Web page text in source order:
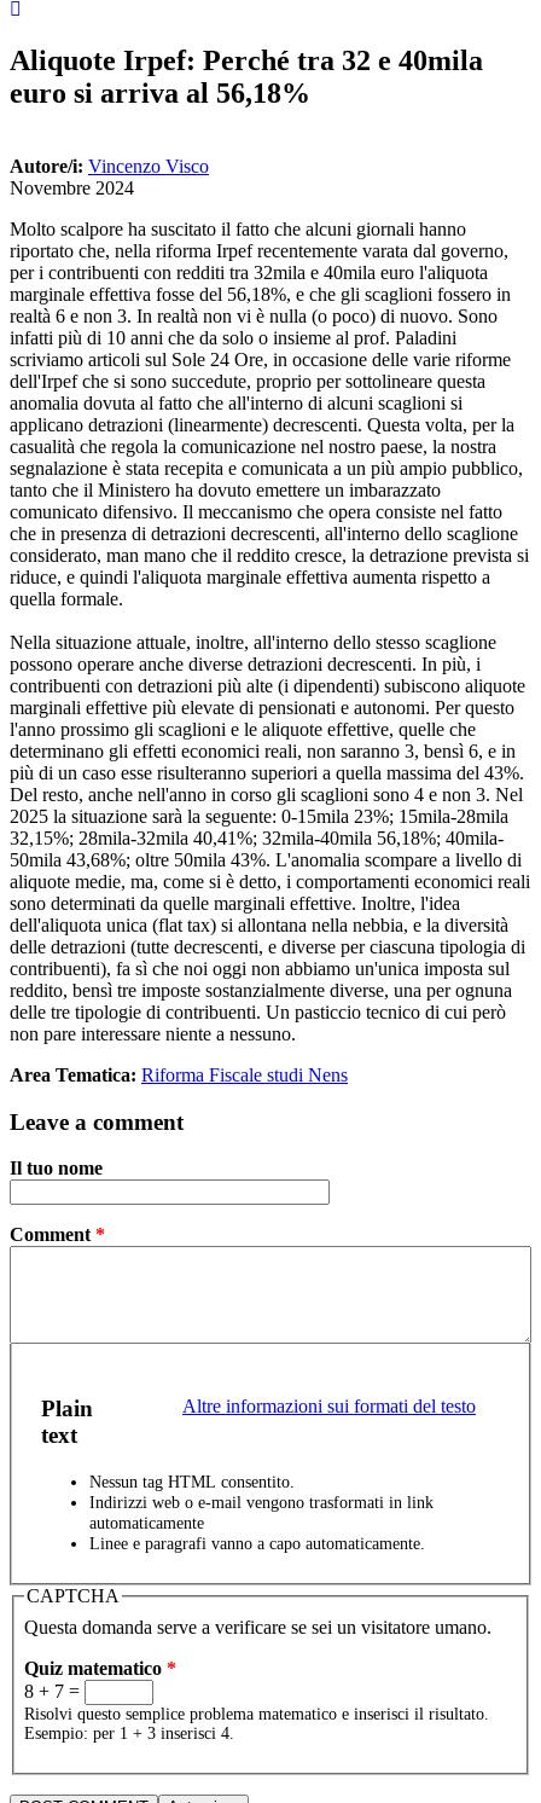
Aliquote Irpef: Perché tra 32 e 40mila
euro si arriva al 56,18%
Autore/i: Vincenzo Visco
Novembre 2024
Molto scalpore ha suscitato il fatto che alcuni giornali hanno
riportato che, nella riforma Irpef recentemente varata dal governo,
per i contribuenti con redditi tra 32mila e 40mila euro l'aliquota
marginale effettiva fosse del 56,18%, e che gli scaglioni fossero in
realtà 6 e non 3. In realtà non vi è nulla (o poco) di nuovo. Sono
infatti più di 10 anni che da solo o insieme al prof. Paladini
scriviamo articoli sul Sole 24 Ore, in occasione delle varie riforme
dell'Irpef che si sono succedute, proprio per sottolineare questa
anomalia dovuta al fatto che all'interno di alcuni scaglioni si
applicano detrazioni (linearmente) decrescenti. Questa volta, per la
casualità che regola la comunicazione nel nostro paese, la nostra
segnalazione è stata recepita e comunicata a un più ampio pubblico,
tanto che il Ministero ha dovuto emettere un imbarazzato
comunicato difensivo. Il meccanismo che opera consiste nel fatto
che in presenza di detrazioni decrescenti, all'interno dello scaglione
considerato, man mano che il reddito cresce, la detrazione prevista si
riduce, e quindi l'aliquota marginale effettiva aumenta rispetto a
quella formale.
Nella situazione attuale, inoltre, all'interno dello stesso scaglione
possono operare anche diverse detrazioni decrescenti. In più, i
contribuenti con detrazioni più alte (i dipendenti) subiscono aliquote
marginali effettive più elevate di pensionati e autonomi. Per questo
l'anno prossimo gli scaglioni e le aliquote effettive, quelle che
determinano gli effetti economici reali, non saranno 3, bensì 6, e in
più di un caso esse risulteranno superiori a quella massima del 43%.
Del resto, anche nell'anno in corso gli scaglioni sono 4 e non 3. Nel
2025 la situazione sarà la seguente: 0-15mila 23%; 15mila-28mila
32,15%; 28mila-32mila 40,41%; 32mila-40mila 56,18%; 40mila-
50mila 43,68%; oltre 50mila 43%. L'anomalia scompare a livello di
aliquote medie, ma, come si è detto, i comportamenti economici reali
sono determinati da quelle marginali effettive. Inoltre, l'idea
dell'aliquota unica (flat tax) si allontana nella nebbia, e la diversità
delle detrazioni (tutte decrescenti, e diverse per ciascuna tipologia di
contribuenti), fa sì che noi oggi non abbiamo un'unica imposta sul
reddito, bensì tre imposte sostanzialmente diverse, una per ognuna
delle tre tipologie di contribuenti. Un pasticcio tecnico di cui però
non pare interessare niente a nessuno.
Area Tematica: Riforma Fiscale studi Nens
Leave a comment
Il tuo nome
Comment *
Altre informazioni sui formati del testo
Plain
text
Nessun tag HTML consentito.
Indirizzi web o e-mail vengono trasformati in link
automaticamente
Linee e paragrafi vanno a capo automaticamente.
CAPTCHA
Questa domanda serve a verificare se sei un visitatore umano.
Quiz matematico *
8 + 7 =
Risolvi questo semplice problema matematico e inserisci il risultato.
Esempio: per 1 + 3 inserisci 4.